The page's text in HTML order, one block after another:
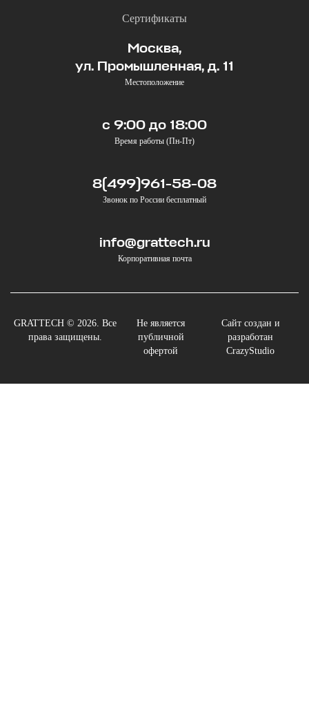
Сертификаты
Москва,
ул. Промышленная, д. 11
Местоположение
с 9:00 до 18:00
Время работы (Пн-Пт)
8(499)961-58-08
Звонок по России бесплатный
info@grattech.ru
Корпоративная почта
GRATTECH © 2026. Все
права защищены.
Не является
публичной
офертой
Сайт создан и
разработан
CrazyStudio